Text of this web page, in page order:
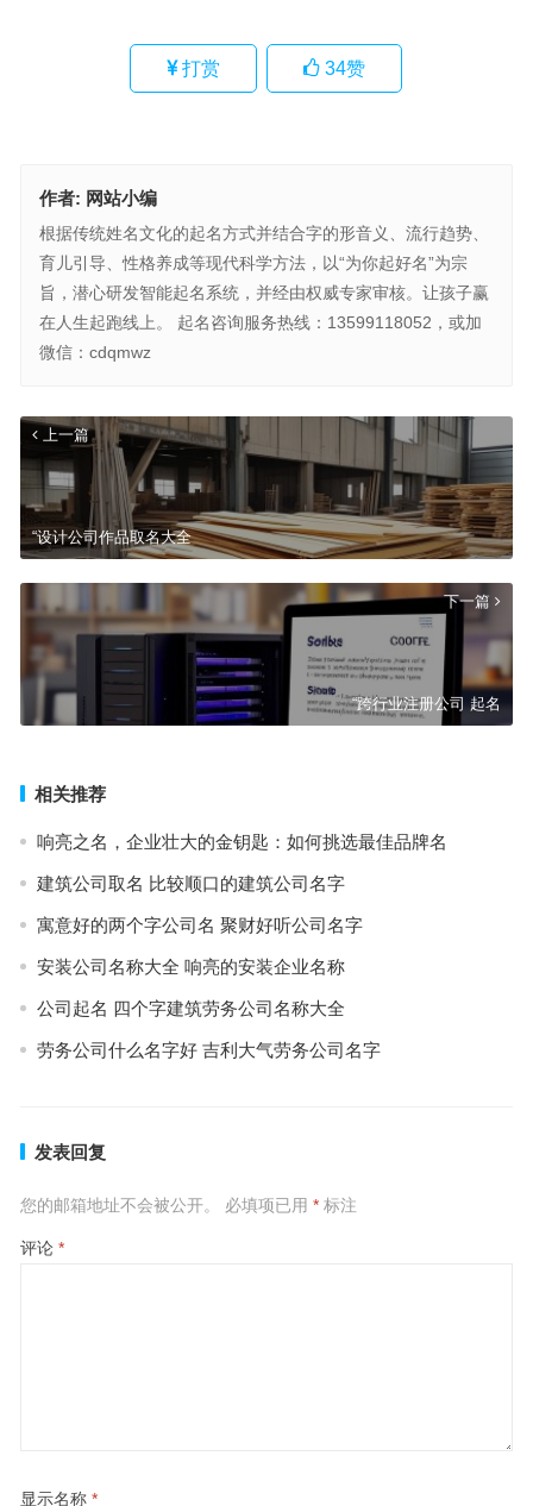
打赏 34赞
作者: 网站小编
根据传统姓名文化的起名方式并结合字的形音义、流行趋势、
育儿引导、性格养成等现代科学方法，以“为你起好名”为宗
旨，潜心研发智能起名系统，并经由权威专家审核。让孩子赢
在人生起跑线上。 起名咨询服务热线：13599118052，或加
微信：cdqmwz
上一篇
“设计公司作品取名大全
下一篇
“跨行业注册公司 起名
相关推荐
响亮之名，企业壮大的金钥匙：如何挑选最佳品牌名
建筑公司取名 比较顺口的建筑公司名字
寓意好的两个字公司名 聚财好听公司名字
安装公司名称大全 响亮的安装企业名称
公司起名 四个字建筑劳务公司名称大全
劳务公司什么名字好 吉利大气劳务公司名字
发表回复
您的邮箱地址不会被公开。 必填项已用 *标注
评论 *
显示名称 *